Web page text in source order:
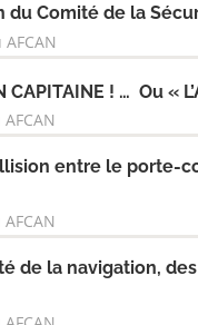
du Comité de la
CAPITAINE ! … Ou «
entre le porte-
de la navigation,